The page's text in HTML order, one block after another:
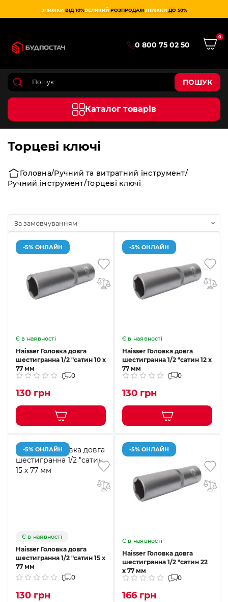
ЗНИЖКИ ВІД 10%ВЕЛИКИЙ РОЗПРОДАЖЗНИЖКИ ДО 50%
0 800 75 02 50
0
ПОШУК
Каталог товарів
Торцеві ключі
Головна Ручний та витратний інструмент
Ручний інструмент Торцеві ключі
-5% ОНЛАЙН
Є в наявності
Haisser Головка довга
шестигранна 1/2 "сатин 10 х
77 мм
0
130 грн
-5% ОНЛАЙН
Є в наявності
Haisser Головка довга
шестигранна 1/2 "сатин 12 х
77 мм
0
130 грн
-5% ОНЛАЙН
Є в наявності
Haisser Головка довга
шестигранна 1/2 "сатин 15 х
77 мм
0
130 грн
-5% ОНЛАЙН
Є в наявності
Haisser Головка довга
шестигранна 1/2 "сатин 22
х 77 мм
0
166 грн